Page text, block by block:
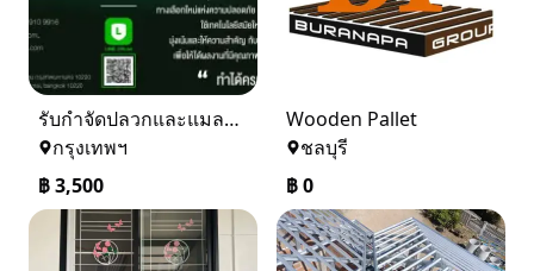
รับกำจัดปลวกและแมลง ในราคาเริ่มเพียง 3,500 บาท
กรุงเทพฯ
฿3,500
Wooden Pallet
ชลบุรี
฿0